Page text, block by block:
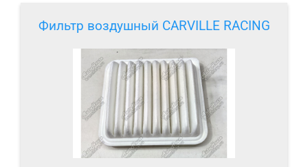
Фильтр воздушный CARVILLE RACING